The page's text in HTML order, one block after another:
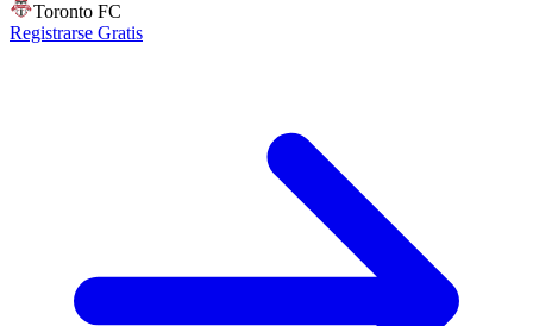
Toronto FC
Registrarse Gratis